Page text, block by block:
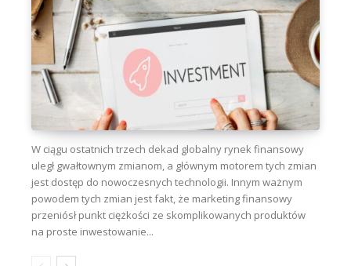
W ciągu ostatnich trzech dekad globalny rynek finansowy
uległ gwałtownym zmianom, a głównym motorem tych zmian
jest dostęp do nowoczesnych technologii. Innym ważnym
powodem tych zmian jest fakt, że marketing finansowy
przeniósł punkt ciężkości ze skomplikowanych produktów
na proste inwestowanie...